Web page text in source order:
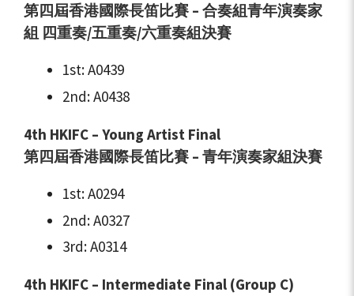
第四屆香港國際長笛比賽 – 合奏組青年演奏家
組 四重奏/五重奏/六重奏組決賽
1st: A0439
2nd: A0438
4th HKIFC – Young Artist Final
第四屆香港國際長笛比賽 – 青年演奏家組決賽
1st: A0294
2nd: A0327
3rd: A0314
4th HKIFC – Intermediate Final (Group C)